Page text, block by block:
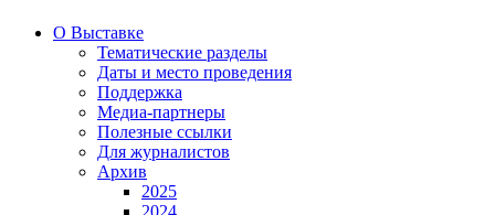
О Выставке
Тематические разделы
Даты и место проведения
Поддержка
Медиа-партнеры
Полезные ссылки
Для журналистов
Архив
2025